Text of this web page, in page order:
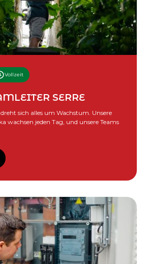
Vollzeit
SERRE
sich alles um Wachstum. Unsere
wachsen jeden Tag, und unsere Teams